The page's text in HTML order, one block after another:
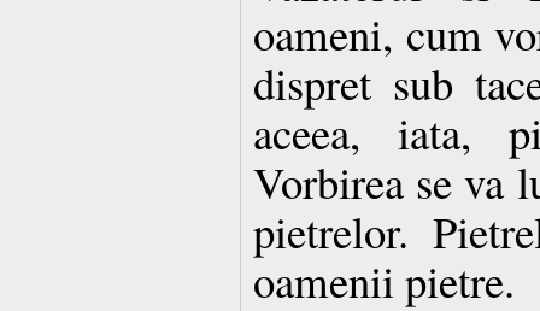
oameni, cum
dispret sub
aceea, iata,
Vorbirea se va
pietrelor.
oamenii pietre.